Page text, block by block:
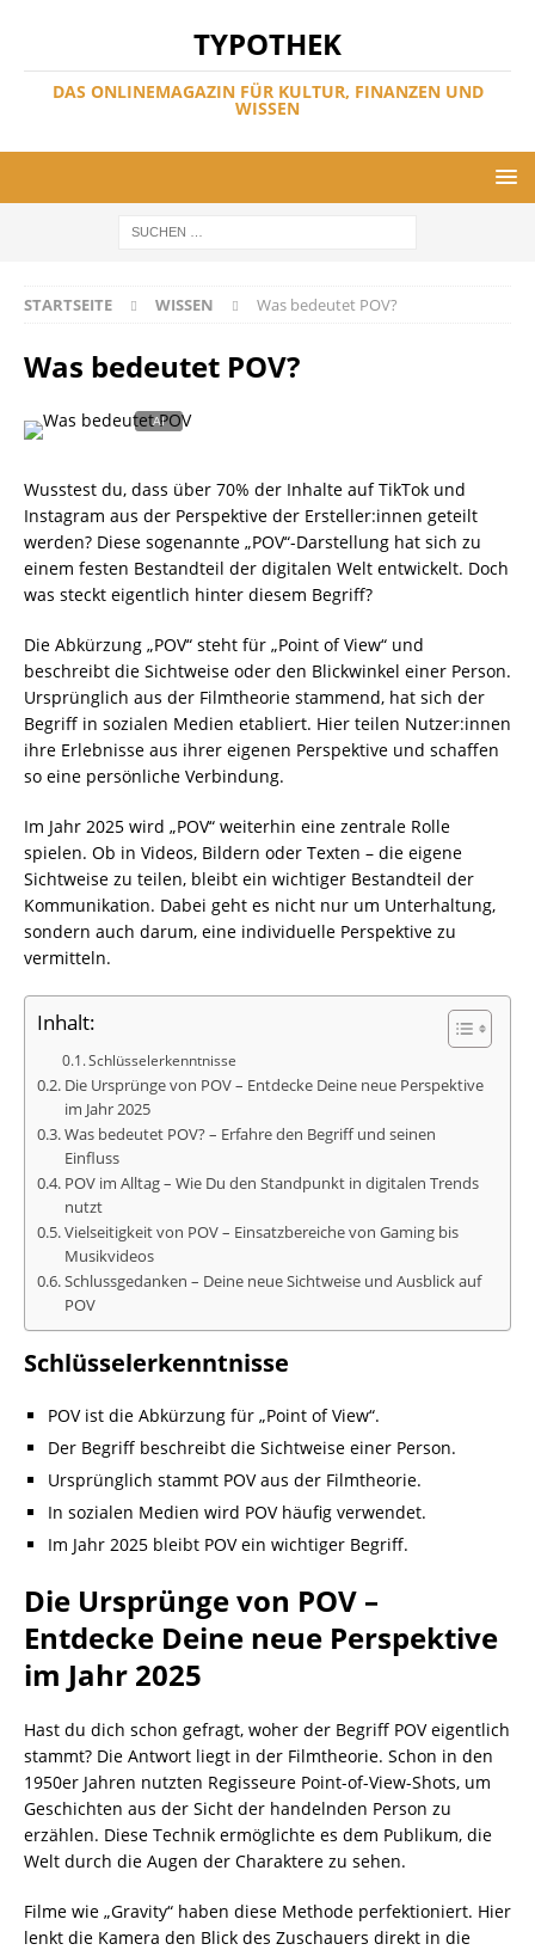
TYPOTHEK
DAS ONLINEMAGAZIN FÜR KULTUR, FINANZEN UND
WISSEN
STARTSEITE WISSEN Was bedeutet POV?
Was bedeutet POV?
Wusstest du, dass über 70% der Inhalte auf TikTok und
Instagram aus der Perspektive der Ersteller:innen geteilt
werden? Diese sogenannte „POV“-Darstellung hat sich zu
einem festen Bestandteil der digitalen Welt entwickelt. Doch
was steckt eigentlich hinter diesem Begriff?
Die Abkürzung „POV“ steht für „Point of View“ und
beschreibt die Sichtweise oder den Blickwinkel einer Person.
Ursprünglich aus der Filmtheorie stammend, hat sich der
Begriff in sozialen Medien etabliert. Hier teilen Nutzer:innen
ihre Erlebnisse aus ihrer eigenen Perspektive und schaffen
so eine persönliche Verbindung.
Im Jahr 2025 wird „POV“ weiterhin eine zentrale Rolle
spielen. Ob in Videos, Bildern oder Texten – die eigene
Sichtweise zu teilen, bleibt ein wichtiger Bestandteil der
Kommunikation. Dabei geht es nicht nur um Unterhaltung,
sondern auch darum, eine individuelle Perspektive zu
vermitteln.
Inhalt:
Schlüsselerkenntnisse
Die Ursprünge von POV – Entdecke Deine neue Perspektive
im Jahr 2025
Was bedeutet POV? – Erfahre den Begriff und seinen
Einfluss
POV im Alltag – Wie Du den Standpunkt in digitalen Trends
nutzt
Vielseitigkeit von POV – Einsatzbereiche von Gaming bis
Musikvideos
Schlussgedanken – Deine neue Sichtweise und Ausblick auf
POV
Schlüsselerkenntnisse
POV ist die Abkürzung für „Point of View“.
Der Begriff beschreibt die Sichtweise einer Person.
Ursprünglich stammt POV aus der Filmtheorie.
In sozialen Medien wird POV häufig verwendet.
Im Jahr 2025 bleibt POV ein wichtiger Begriff.
Die Ursprünge von POV –
Entdecke Deine neue Perspektive
im Jahr 2025
Hast du dich schon gefragt, woher der Begriff POV eigentlich
stammt? Die Antwort liegt in der Filmtheorie. Schon in den
1950er Jahren nutzten Regisseure Point-of-View-Shots, um
Geschichten aus der Sicht der handelnden Person zu
erzählen. Diese Technik ermöglichte es dem Publikum, die
Welt durch die Augen der Charaktere zu sehen.
Filme wie „Gravity“ haben diese Methode perfektioniert. Hier
lenkt die Kamera den Blick des Zuschauers direkt in die